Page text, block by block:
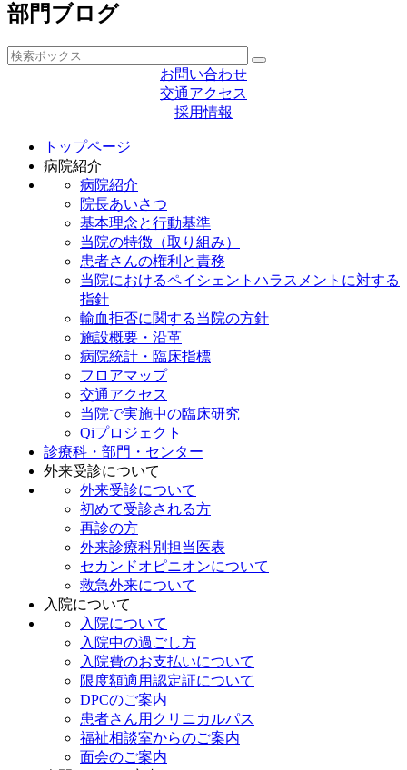
部門ブログ
お問い合わせ
交通アクセス
採用情報
トップページ
病院紹介
病院紹介
院長あいさつ
基本理念と行動基準
当院の特徴（取り組み）
患者さんの権利と責務
当院におけるペイシェントハラスメントに対する
指針
輸血拒否に関する当院の方針
施設概要・沿革
病院統計・臨床指標
フロアマップ
交通アクセス
当院で実施中の臨床研究
Qiプロジェクト
診療科・部門・センター
外来受診について
外来受診について
初めて受診される方
再診の方
外来診療科別担当医表
セカンドオピニオンについて
救急外来について
入院について
入院について
入院中の過ごし方
入院費のお支払いについて
限度額適用認定証について
DPCのご案内
患者さん用クリニカルパス
福祉相談室からのご案内
面会のご案内